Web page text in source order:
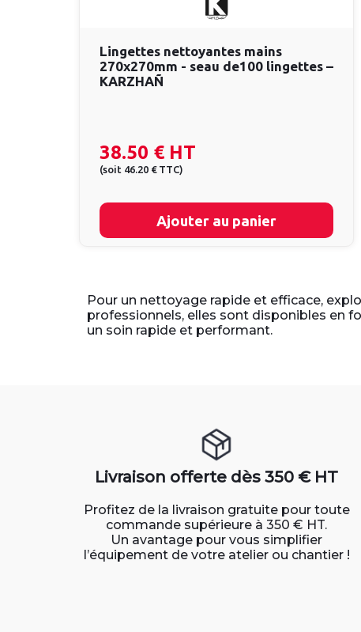
Lingettes nettoyantes mains
270x270mm - seau de100 lingettes –
KARZHAÑ
38.50 € HT
(soit 46.20 € TTC)
Ajouter au panier
Pour un nettoyage rapide et efficace,
professionnels, elles sont disponibles en
un soin rapide et performant.
Livraison offerte dès 350 € HT
Profitez de la livraison gratuite pour toute
commande supérieure à 350 € HT.
Un avantage pour vous simplifier
l’équipement de votre atelier ou chantier !